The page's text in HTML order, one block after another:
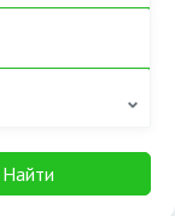
Найти